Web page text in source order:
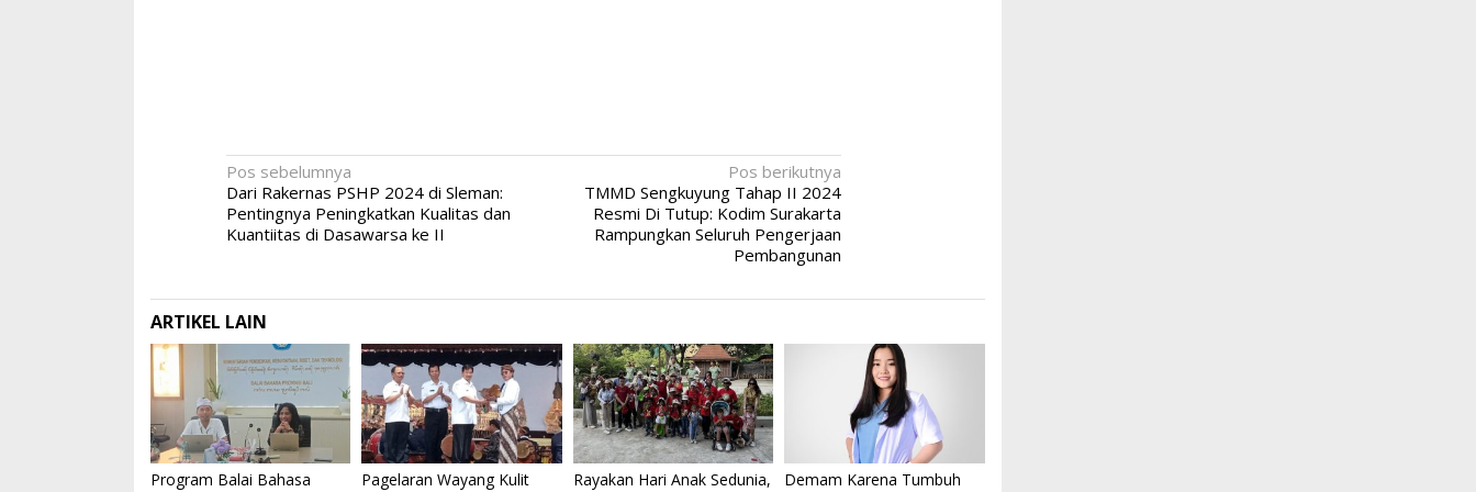
Navigasi
pos
Pos sebelumnya
Dari Rakernas PSHP 2024 di Sleman:
Pentingnya Peningkatkan Kualitas dan
Kuantiitas di Dasawarsa ke II
Pos berikutnya
TMMD Sengkuyung Tahap II 2024
Resmi Di Tutup: Kodim Surakarta
Rampungkan Seluruh Pengerjaan
Pembangunan
ARTIKEL LAIN
Program Balai Bahasa
Pagelaran Wayang Kulit
Rayakan Hari Anak Sedunia,
Demam Karena Tumbuh